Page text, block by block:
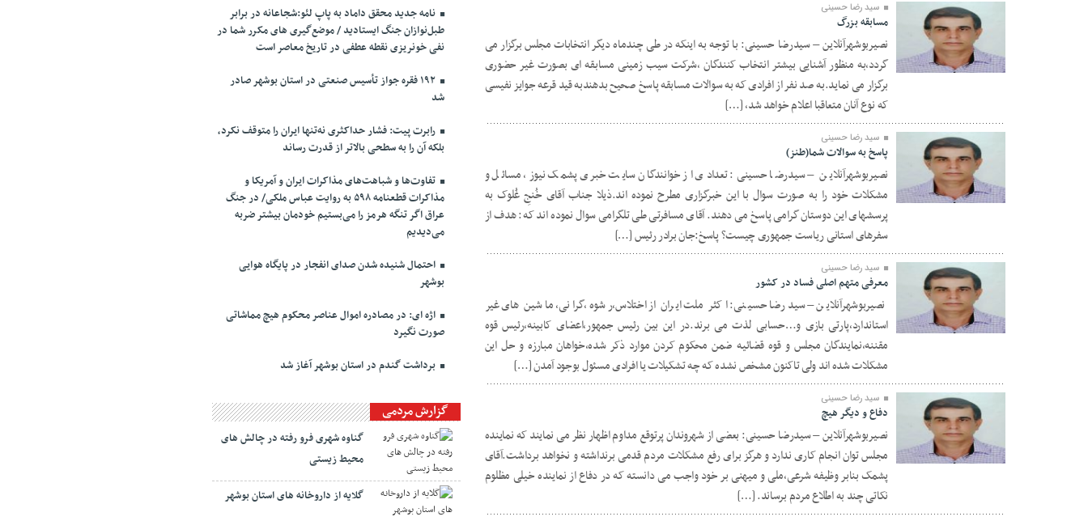
۰۷ خرداد ۱۴۰۲
سید رضا حسینی
مسابقه بزرگ
نصیربوشهرآنلاین – سیدرضا حسینی: با توجه به اینکه در طی چندماه دیگر انتخابات مجلس برگزار می
گردد،به منظور آشنایی بیشتر انتخاب کنندگان ،شرکت سیب زمینی مسابقه ای بصورت غیر حضوری
برگزار می نماید.به صد نفر از افرادی که به سوالات مسابقه پاسخ صحیح بدهندبه قید قرعه جوایز نفیسی
که نوع آنان متعاقبا اعلام خواهد شد، […]
۲۷ اردیبهشت ۱۴۰۲
سید رضا حسینی
پاسخ به سوالات شما(طنز)
نصیربوشهرآنلاین – سیدرضا حسینی: تعدادی از خوانندگان سایت خبری پشمک نیوز، مسائل و
مشکلات خود را به صورت سوال با این خبرگزاری مطرح نموده اند.ذیلا جناب آقای خُنجِ غُلوک به
پرسشهای این دوستان گرامی پاسخ می دهند. آقای مسافرتی طی تلگرامی سوال نموده اند که: هدف از
سفرهای استانی ریاست جمهوری چیست؟ پاسخ:جان برادر رئیس […]
۱۲ اردیبهشت ۱۴۰۲
سید رضا حسینی
معرفی متهم اصلی فساد در کشور
نصیربوشهرآنلاین – سیدرضا حسینی: اکثر ملت ایران از اختلاس،رشوه ،گرانی، ماشین های غیر
استاندارد،پارتی بازی و…حسابی لذت می برند.در این بین رئیس جمهور،اعضای کابینه،رئیس قوه
مقننه،نمایندگان مجلس و قوه قضائیه ضمن محکوم کردن موارد ذکر شده،خواهان مبارزه و حل این
مشکلات شده اند ولی تاکنون مشخص نشده که چه تشکیلات یا افرادی مسئول بوجود آمدن […]
۱۷ دی ۱۴۰۱
سید رضا حسینی
دفاع و دیگر هیچ
نصیربوشهرآنلاین – سیدرضا حسینی: بعضی از شهروندان پرتوقع مداوم اظهار نظر می نمایند که نماینده
مجلس توان انجام کاری ندارد و هرگز برای رفع مشکلات مردم قدمی برنداشته و نخواهد برداشت.آقای
پشمک بنابر وظیفه شرعی،ملی و میهنی بر خود واجب می دانسته که در دفاع از نماینده خیلی مظلوم
نکاتی چند به اطلاع مردم برساند. […]
نامه جدید محقق داماد به پاپ لئو:شجاعانه در برابر
طبل‌نوازان جنگ ایستادید / موضع‌گیری های مکرر شما در
نفی خونریزی نقطه عطفی در تاریخ معاصر است
۱۹۲ فقره جواز تأسیس صنعتی در استان بوشهر صادر
شد
رابرت پیت: فشار حداکثری نه‌تنها ایران را متوقف نکرد،
بلکه آن را به سطحی بالاتر از قدرت رساند
تفاوت‌ها و شباهت‌های مذاکرات ایران و آمریکا و
مذاکرات قطعنامه ۵۹۸ به روایت عباس ملکی/ در جنگ
عراق اگر تنگه هرمز را می‌بستیم خودمان بیشتر ضربه
می‌دیدیم
احتمال شنیده شدن صدای انفجار در پایگاه هوایی
بوشهر
اژه ای: در مصادره اموال عناصر محکوم هیچ مماشاتی
صورت نگیرد
برداشت گندم در استان بوشهر آغاز شد
گزارش مردمی
گناوه شهری فرو رفته در چالش های
محیط زیستی
گلایه از داروخانه های استان بوشهر